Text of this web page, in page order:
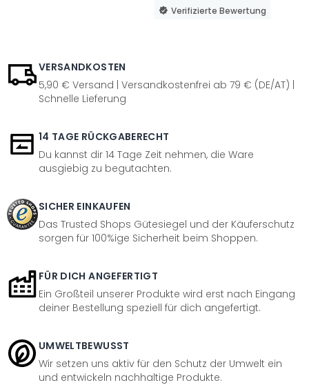
Verifizierte Bewertung
VERSANDKOSTEN
5,90 € Versand | Versandkostenfrei ab 79 € (DE/AT) |
Schnelle Lieferung
14 TAGE RÜCKGABERECHT
Du kannst dir 14 Tage Zeit nehmen, die Ware
ausgiebig zu begutachten.
SICHER EINKAUFEN
Das Trusted Shops Gütesiegel und der Käuferschutz
sorgen für 100%ige Sicherheit beim Shoppen.
FÜR DICH ANGEFERTIGT
Ein Großteil unserer Produkte wird erst nach Eingang
deiner Bestellung speziell für dich angefertigt.
UMWELTBEWUSST
Wir setzen uns aktiv für den Schutz der Umwelt ein
und entwickeln nachhaltige Produkte.